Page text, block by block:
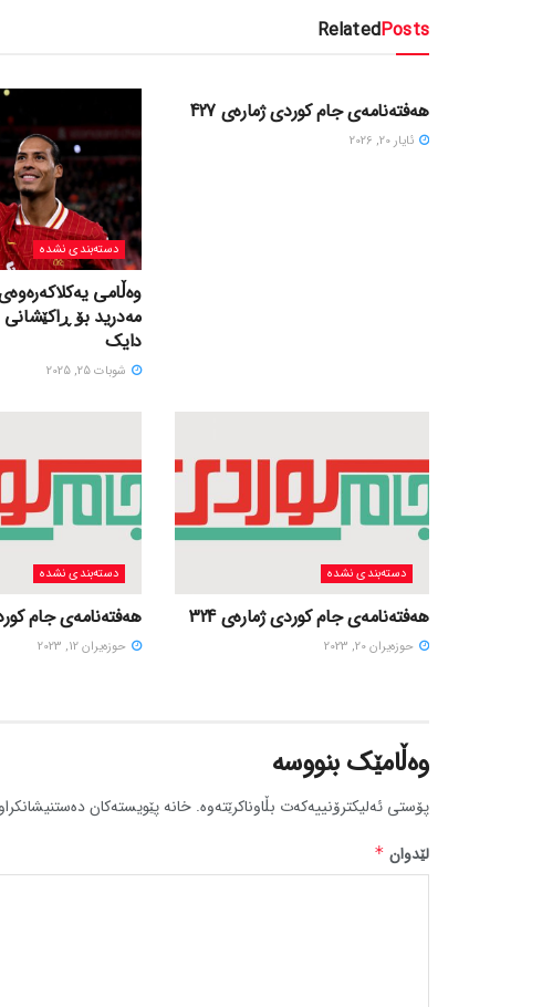
RelatedPosts
هەفتەنامەی جام کوردی ژمارەی 427
ئایار 20, 2026
دسته‌بندی نشده
وەڵامی
مەدرید بۆ
دایک
شوبات 25, 2025
دسته‌بندی نشده
هەفتەنامەی جام کوردی ژمارەی 324
حوزه‌یران 20, 2023
دسته‌بندی نشده
هەفتەنامەی جام
حوزه‌یران 12, 2023
وەڵامێک بنووسە
پۆستی ئەلیکترۆنییەکەت بڵاوناکرێتەوە. خانە پێویستەکان
لێدوان *